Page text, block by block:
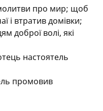
молитви про мир; щоб
і втратив домівки;
доброї волі, які
настоятель
промовив